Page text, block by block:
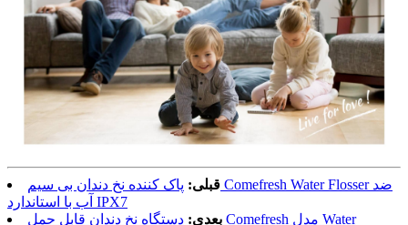
قبلی: پاک کننده نخ دندان بی سیم Comefresh Water Flosser ضد
آب با استاندارد IPX7
بعدی: دستگاه نخ دندان قابل حمل Comefresh مدل Water